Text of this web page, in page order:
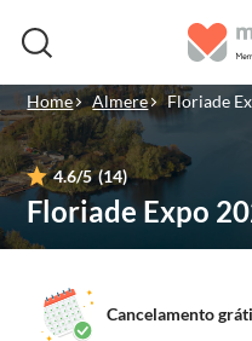
Home Almere Floriade
4.6/5 (14)
Floriade Expo
Cancelamento